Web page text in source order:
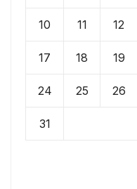
10 11 12
17 18 19
24 25 26
31